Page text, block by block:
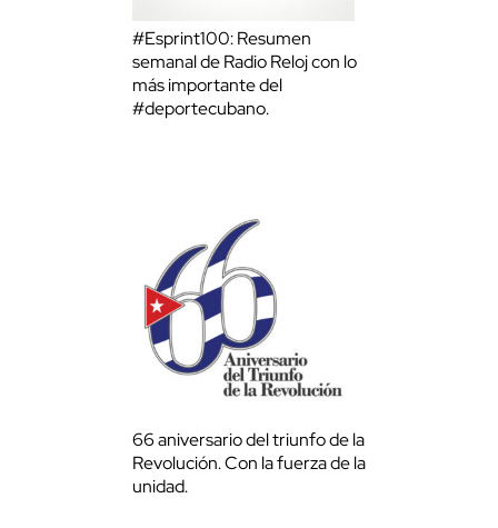
#Esprint100: Resumen
semanal de Radio Reloj con lo
más importante del
#deportecubano.
66 aniversario del triunfo de la
Revolución. Con la fuerza de la
unidad.